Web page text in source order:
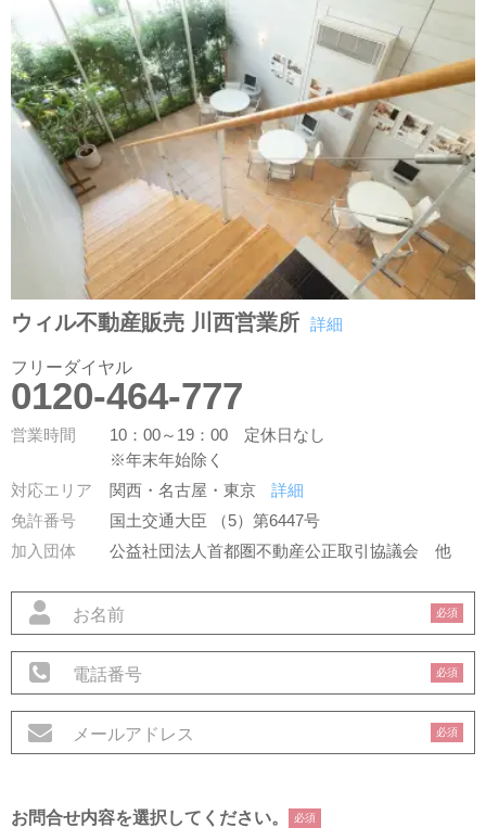
ウィル不動産販売 川西営業所 詳細
フリーダイヤル
0120-464-777
営業時間
10：00～19：00 定休日なし
※年末年始除く
対応エリア
関西・名古屋・東京
詳細
免許番号
国土交通大臣 （5）第6447号
加入団体
公益社団法人首都圏不動産公正取引協議会他
必須
必須
必須
お問合せ内容を選択してください。 必須